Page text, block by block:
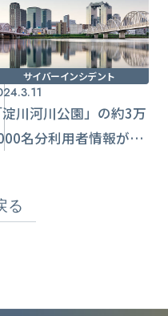
サイバーインシデント
淀川河川公園」の約3万
名分利用者情報が流
る